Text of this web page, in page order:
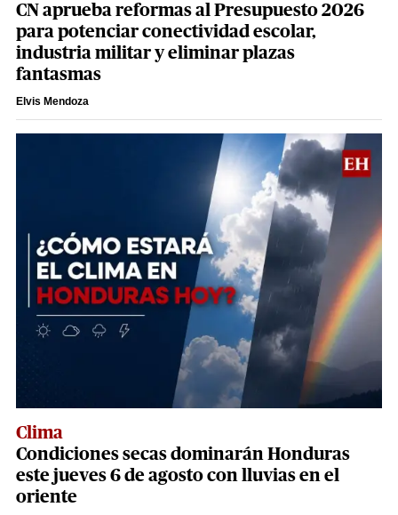
CN aprueba reformas al Presupuesto 2026
para potenciar conectividad escolar,
industria militar y eliminar plazas
fantasmas
Elvis Mendoza
Clima
Condiciones secas dominarán Honduras
este jueves 6 de agosto con lluvias en el
oriente